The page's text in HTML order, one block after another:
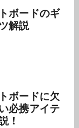
ボードのギ
解説
ボードに欠
必携アイテ
！